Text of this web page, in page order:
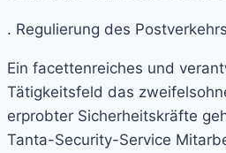
. Regulierung des Postverkehrs
Ein facettenreiches und
Tätigkeitsfeld das
erprobter Sicherheitskräfte
Tanta-Security-Service